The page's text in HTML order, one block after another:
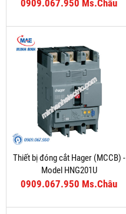
0909.067.950 Ms.Châu
Thiết bị đóng cắt Hager (MCCB) -
Model HNG201U
0909.067.950 Ms.Châu